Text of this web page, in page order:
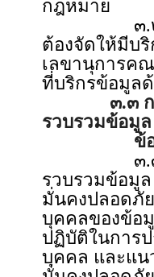
กฎหมาย
๓.๒.๕ ค
ต้องจัดให้มีบ
เลขานุการค
ที่บริกรข้อมูล
๓.๓
รวบรวมข้อมูล
ข้
๓.๓.๑ ก
รวบรวมข้อมู
มั่นคงปลอดภั
บุคคลของข้อ
ปฏิบัติในการ
บุคคล และแ